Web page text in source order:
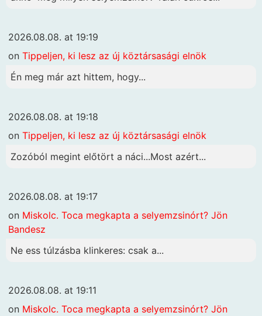
2026.08.08. at 19:19
on Tippeljen, ki lesz az új köztársasági elnök
Én meg már azt hittem, hogy...
2026.08.08. at 19:18
on Tippeljen, ki lesz az új köztársasági elnök
Zozóból megint előtört a náci...Most azért...
2026.08.08. at 19:17
on Miskolc. Toca megkapta a selyemzsinórt? Jön
Bandesz
Ne ess túlzásba klinkeres: csak a...
2026.08.08. at 19:11
on Miskolc. Toca megkapta a selyemzsinórt? Jön